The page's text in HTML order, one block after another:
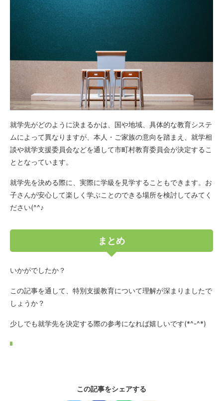
就学先がどのように決まるかは、国や地域、具体的な教育システ
ムによって異なりますが、本人・ご家族の意向を踏まえ、就学相
談や就学支援委員会などを通して市町村教育委員会が決定するこ
ととなっています。
就学先を決める際に、実際に学級を見学することもできます。お
子さんが安心して楽しく学ぶことのできる場所を検討してみてく
ださい(^^♪
まとめ
いかがでしたか？
この記事を通して、特別支援教育について理解が深まりましたで
しょうか？
少しでも就学先を決定する際の参考になれば嬉しいです(*^-^*)
この記事をシェアする